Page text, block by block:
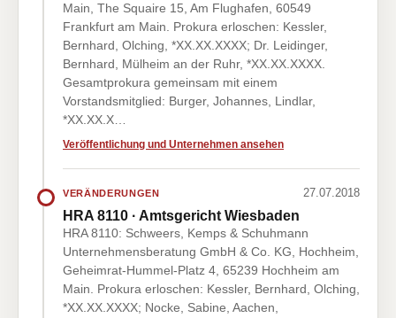
Main, The Squaire 15, Am Flughafen, 60549
Frankfurt am Main. Prokura erloschen: Kessler,
Bernhard, Olching, *XX.XX.XXXX; Dr. Leidinger,
Bernhard, Mülheim an der Ruhr, *XX.XX.XXXX.
Gesamtprokura gemeinsam mit einem
Vorstandsmitglied: Burger, Johannes, Lindlar,
*XX.XX.X…
Veröffentlichung und Unternehmen ansehen
VERÄNDERUNGEN 27.07.2018
HRA 8110 · Amtsgericht Wiesbaden
HRA 8110: Schweers, Kemps & Schuhmann
Unternehmensberatung GmbH & Co. KG, Hochheim,
Geheimrat-Hummel-Platz 4, 65239 Hochheim am
Main. Prokura erloschen: Kessler, Bernhard, Olching,
*XX.XX.XXXX; Nocke, Sabine, Aachen,